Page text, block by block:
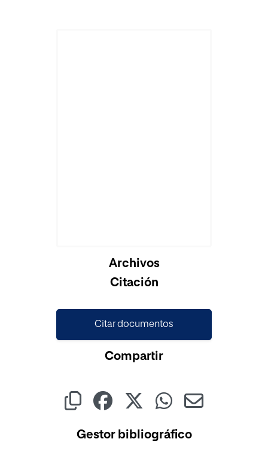
Archivos
Citación
Citar documentos
Compartir
Gestor bibliográfico